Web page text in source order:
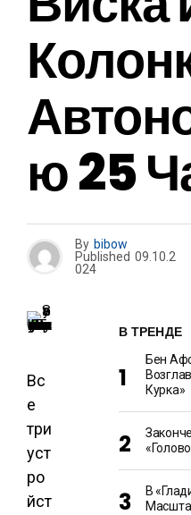
Ю 25
By bibow
Published 09.10.2
024
Вс
е
три
уст
ро
йст
В ТРЕНДЕ
Бен
Курка»
В